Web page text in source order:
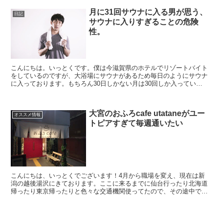
日記
月に31回サウナに入る男が思う、
サウナに入りすぎることの危険
性。
こんにちは。いっとくです。僕は今滋賀県のホテルでリゾートバイト
をしているのですが、大浴場にサウナがあるため毎日のようにサウナ
に入っております。もちろん30日しかない月は30回しか入っていま
オススメ情報
大宮のおふろcafe utataneがユー
トピアすぎて毎週通いたい
こんにちは、いっとくでございます！4月から職場を変え、現在は新
潟の越後湯沢にきております。ここに来るまでに仙台行ったり北海道
帰ったり東京帰ったりと色々な交通機関使ってたので、その途中でを